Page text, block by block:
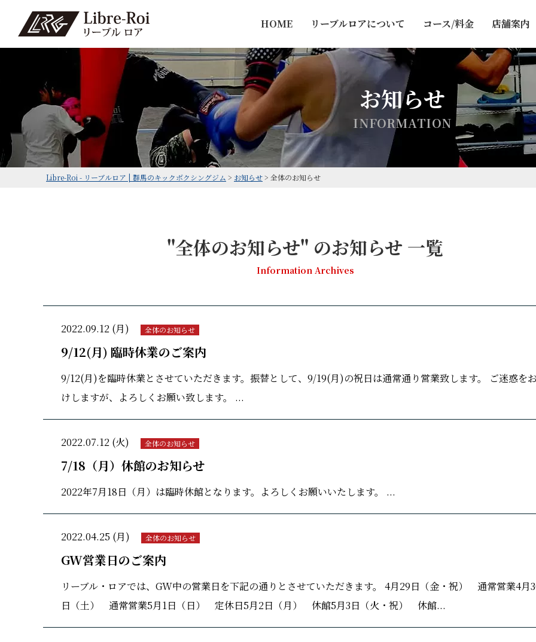
HOME リーブルロアについて コース/料金 店舗案内
お知らせ
INFORMATION
Libre-Roi - リーブルロア | 群馬のキックボクシングジム > お知らせ> 全体のお知らせ
"全体のお知らせ" のお知らせ 一覧
Information Archives
2022.09.12 (月) 全体のお知らせ
9/12(月) 臨時休業のご案内
9/12(月)を臨時休業とさせていただきます。振替として、9/19(月)の祝日は通常通り営業致します。 ご迷惑を
けしますが、よろしくお願い致します。 ...
2022.07.12 (火) 全体のお知らせ
7/18（月）休館のお知らせ
2022年7月18日（月）は臨時休館となります。よろしくお願いいたします。 ...
2022.04.25 (月) 全体のお知らせ
GW営業日のご案内
リーブル・ロアでは、GW中の営業日を下記の通りとさせていただきます。 4月29日（金・祝） 通常営業4月
日（土） 通常営業5月1日（日） 定休日5月2日（月） 休館5月3日（火・祝） 休館...